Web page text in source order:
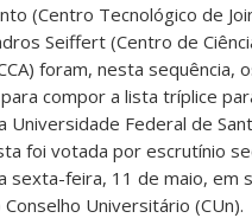
(Centro Tecnológico de
Seiffert (Centro de
foram, nesta sequência,
compor a lista tríplice
Universidade Federal de
foi votada por escrutínio
sexta-feira, 11 de maio, em
Universitário (CUn).